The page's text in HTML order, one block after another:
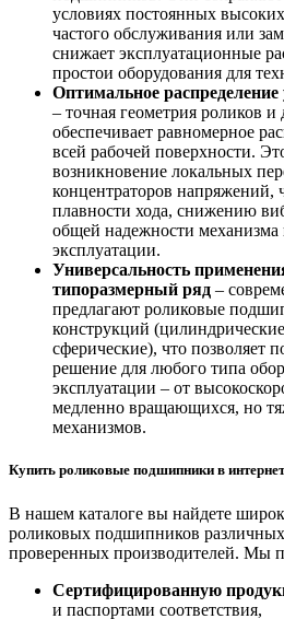
условиях постоянных
частого обслуживания или
снижает эксплуатационные
простои оборудования для
Оптимальное
– точная геометрия роликов и
обеспечивает равномерное
всей рабочей поверхности.
возникновение локальных
концентраторов напряжений,
плавности хода, снижению
общей надежности механизма
эксплуатации.
Универсальность
типоразмерный ряд –
предлагают роликовые
конструкций
сферические), что позволяет
решение для любого типа
эксплуатации – от
медленно вращающихся, но
механизмов.
Купить роликовые подшипники в
В нашем каталоге вы найдете
роликовых подшипников
проверенных производителей. Мы
Сертифицированную
и паспортами соответствия,